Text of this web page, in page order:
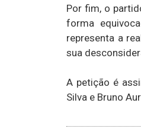
Por fim, o
forma
representa a
sua
A petição é
Silva e Bruno